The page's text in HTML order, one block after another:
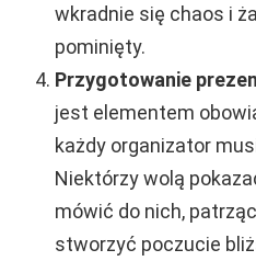
wkradnie się chaos i
pominięty.
Przygotowanie
jest elementem
każdy organizator
Niektórzy wolą
mówić do nich,
stworzyć poczucie